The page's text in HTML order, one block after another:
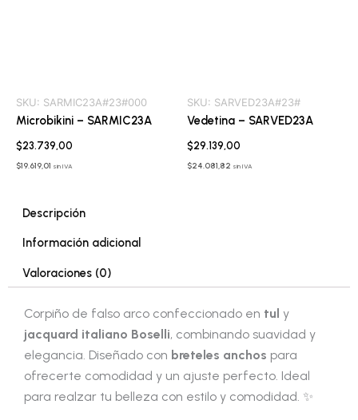
SKU: SARMIC23A#23#000
Microbikini – SARMIC23A
$23.739,00
$19.619,01 sin IVA
SKU: SARVED23A#23#
Vedetina – SARVED23A
$29.139,00
$24.081,82 sin IVA
Descripción
Información adicional
Valoraciones (0)
Corpiño de falso arco confeccionado en tul y
jacquard italiano Boselli, combinando suavidad y
elegancia. Diseñado con breteles anchos para
ofrecerte comodidad y un ajuste perfecto. Ideal
para realzar tu belleza con estilo y comodidad. ✨